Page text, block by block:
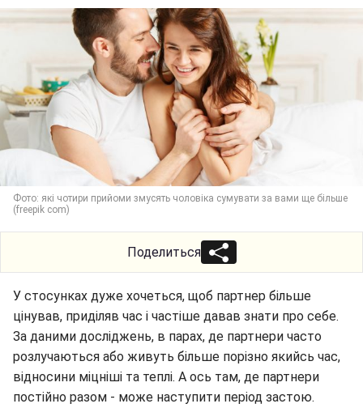
Фото: які чотири прийоми змусять чоловіка сумувати за вами ще більше
(freepik com)
Поделиться
У стосунках дуже хочеться, щоб партнер більше
цінував, приділяв час і частіше давав знати про себе.
За даними досліджень, в парах, де партнери часто
розлучаються або живуть більше порізно якийсь час,
відносини міцніші та теплі. А ось там, де партнери
постійно разом - може наступити період застою.